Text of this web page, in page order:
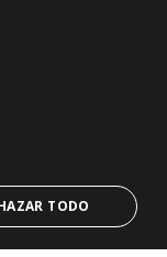
TODO